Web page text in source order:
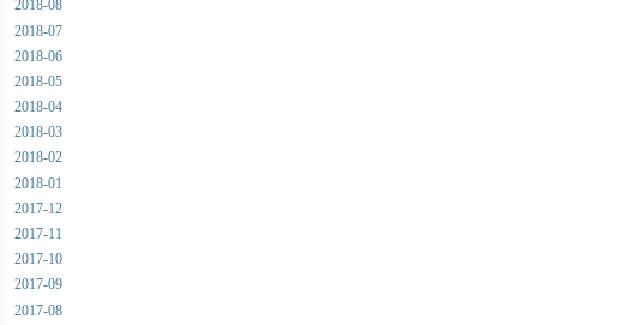
2018-08
2018-07
2018-06
2018-05
2018-04
2018-03
2018-02
2018-01
2017-12
2017-11
2017-10
2017-09
2017-08